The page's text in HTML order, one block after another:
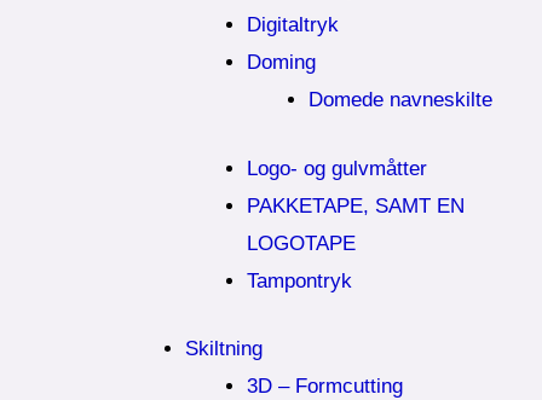
Digitaltryk
Doming
Domede navneskilte
Logo- og gulvmåtter
PAKKETAPE, SAMT EN
LOGOTAPE
Tampontryk
Skiltning
3D – Formcutting